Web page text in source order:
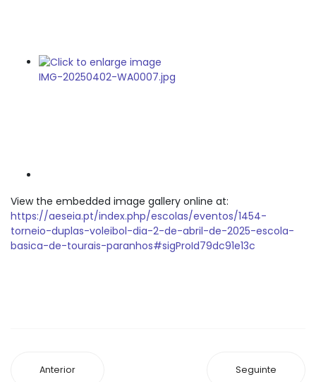
View the embedded image gallery online at:
https://aeseia.pt/index.php/escolas/eventos/1454-
torneio-duplas-voleibol-dia-2-de-abril-de-2025-escola-
basica-de-tourais-paranhos#sigProId79dc91e13c
Anterior Seguinte